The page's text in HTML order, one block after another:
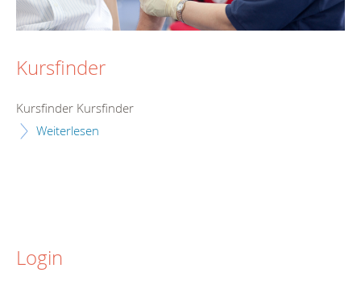
Kursfinder
Kursfinder Kursfinder
Weiterlesen
Login